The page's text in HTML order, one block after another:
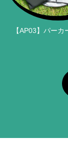
【AP03】パーカ